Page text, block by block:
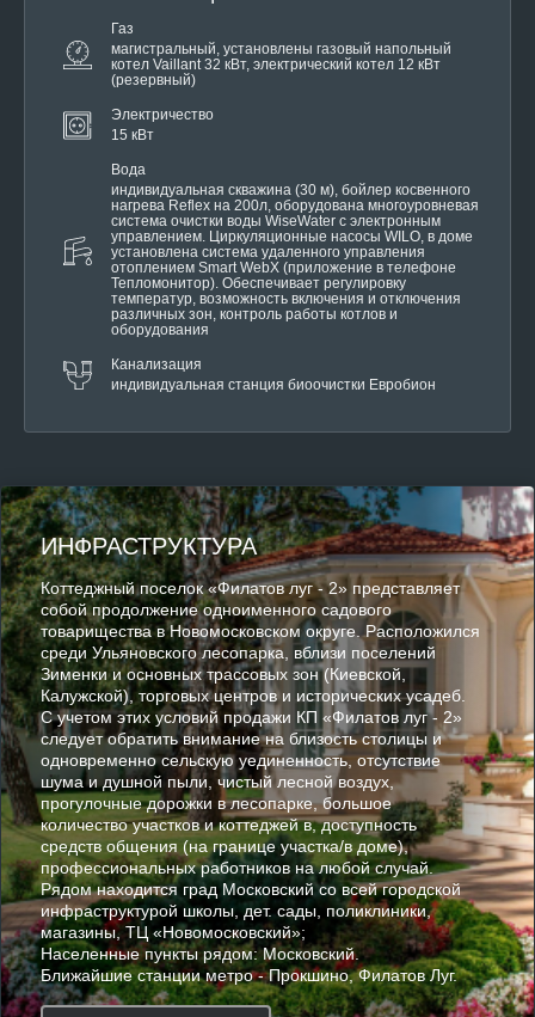
Газ
магистральный, установлены газовый напольный
котел Vaillant 32 кВт, электрический котел 12 кВт
(резервный)
Электричество
15 кВт
Вода
индивидуальная скважина (30 м), бойлер косвенного
нагрева Reflex на 200л, оборудована многоуровневая
система очистки воды WiseWater с электронным
управлением. Циркуляционные насосы WILO, в доме
установлена система удаленного управления
отоплением Smart WebX (приложение в телефоне
Тепломонитор). Обеспечивает регулировку
температур, возможность включения и отключения
различных зон, контроль работы котлов и
оборудования
Канализация
индивидуальная станция биоочистки Евробион
ИНФРАСТРУКТУРА
Коттеджный поселок «Филатов луг - 2» представляет
собой продолжение одноименного садового
товарищества в Новомосковском округе. Расположился
среди Ульяновского лесопарка, вблизи поселений
Зименки и основных трассовых зон (Киевской,
Калужской), торговых центров и исторических усадеб.
С учетом этих условий продажи КП «Филатов луг - 2»
следует обратить внимание на близость столицы и
одновременно сельскую уединенность, отсутствие
шума и душной пыли, чистый лесной воздух,
прогулочные дорожки в лесопарке, большое
количество участков и коттеджей в, доступность
средств общения (на границе участка/в доме),
профессиональных работников на любой случай.
Рядом находится град Московский со всей городской
инфраструктурой школы, дет. сады, поликлиники,
магазины, ТЦ «Новомосковский»;
Населенные пункты рядом: Московский.
Ближайшие станции метро - Прокшино, Филатов Луг.